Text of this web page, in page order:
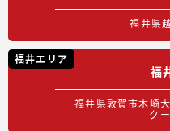
福井県
福井エリア
福
福井県敦賀市木崎
ク